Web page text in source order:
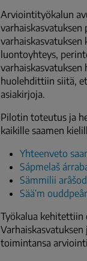
Arviointityökalun
varhaiskasvatuksen
luontoyhteys,
varhaiskasvatuksen
huolehdittiin siitä,
asiakirjoja.
Pilotin toteutus ja
kaikille saamen
Yhteenveto
Sápmelaš
Sämmilii
Sääʹm
Työkalua kehitettiin
toimintansa